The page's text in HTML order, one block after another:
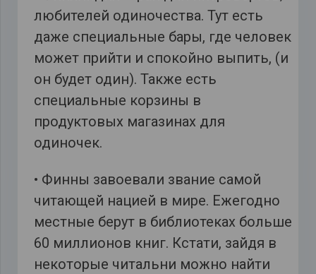
любителей одиночества. Тут есть
даже специальные бары, где человек
может прийти и спокойно выпить, (и
он будет один). Также есть
специальные корзины в
продуктовых магазинах для
одиночек.
• Финны завоевали звание самой
читающей нацией в мире. Ежегодно
местные берут в библиотеках больше
60 миллионов книг. Кстати, зайдя в
некоторые читальни можно найти